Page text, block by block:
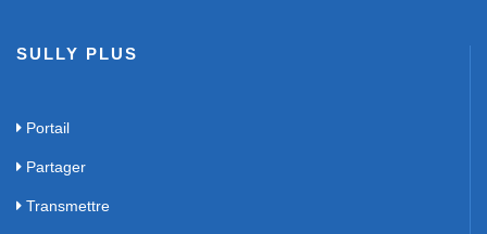
SULLY PLUS
Portail
Partager
Transmettre